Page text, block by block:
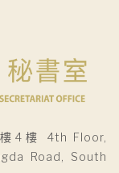
4樓 4th Floor,
Road, South